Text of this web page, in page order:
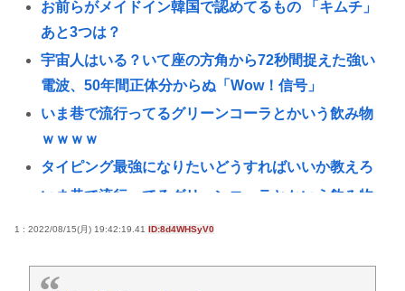
お前らがメイドイン韓国で認めてるもの 「キムチ」
あと3つは？
宇宙人はいる？いて座の方角から72秒間捉えた強い
電波、50年間正体分からぬ「Wow！信号」
いま巷で流行ってるグリーンコーラとかいう飲み物
ｗｗｗｗ
タイピング最強になりたいどうすればいいか教えろ
いま巷で流行ってるグリーンコーラとかいう飲み物
誰かワンウェイネジってやつの外し方教えて
1 : 2022/08/15(月) 19:42:19.41 ID:8d4WHSyV0